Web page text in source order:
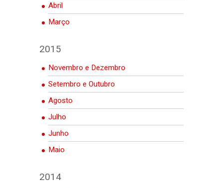
Abril
Março
2015
Novembro e Dezembro
Setembro e Outubro
Agosto
Julho
Junho
Maio
2014